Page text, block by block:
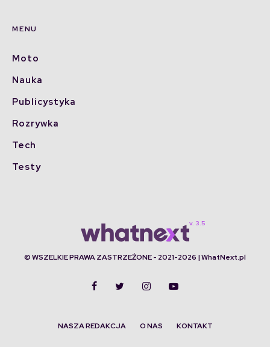
MENU
Moto
Nauka
Publicystyka
Rozrywka
Tech
Testy
© WSZELKIE PRAWA ZASTRZEŻONE - 2021-2026 | WhatNext.pl
NASZA REDAKCJA O NAS KONTAKT